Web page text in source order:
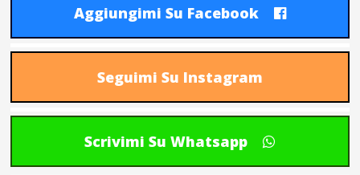
Aggiungimi Su Facebook
Seguimi Su Instagram
Scrivimi Su Whatsapp